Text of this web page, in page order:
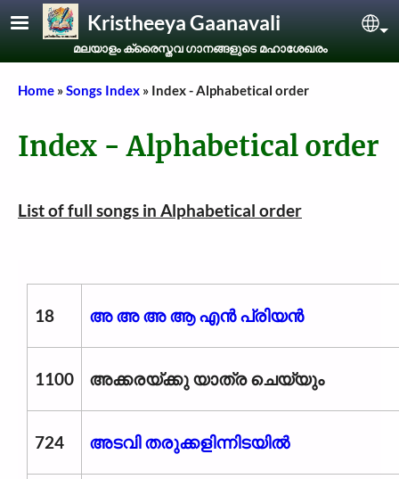
Skip to main contentKristheeya Gaanavali
മലയാളം ക്രൈസ്തവ ഗാനങ്ങളുടെ മഹാശേഖരം
Breadcrumb
Home Songs Index Index - Alphabetical order
Index - Alphabetical order
List of full songs in Alphabetical order
18 അ അ അ ആ എൻ പ്രിയൻ
1100 അക്കരയ്ക്കു യാത്ര ചെയ്യും
724 അടവി തരുക്കളിന്നിടയിൽ